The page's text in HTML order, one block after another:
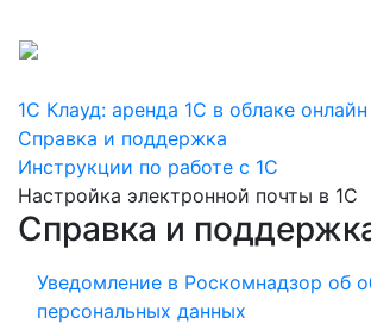
1С Клауд: аренда 1С в облаке онлайн
Справка и поддержка
Инструкции по работе с 1С
Настройка электронной почты в 1С
Справка и
Уведомление в Роскомнадзор об
персональных данных